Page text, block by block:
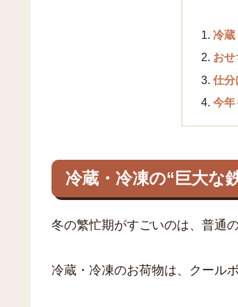
冷蔵
おせ
仕分
今年
冷蔵・冷凍の“巨大な
冬の繁忙期がすごいのは、普通
冷蔵・冷凍のお荷物は、クール